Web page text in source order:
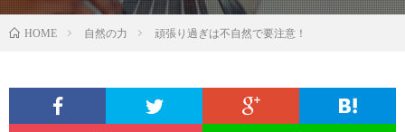
HOME 自然の力 頑張り過ぎは不自然で要注意！